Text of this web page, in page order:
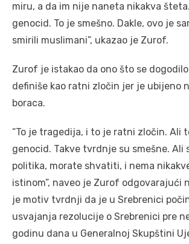
miru, a da im nije naneta nikakva
genocid. To je smešno. Dakle, ovo je
smirili muslimani”, ukazao je Zurof.
Zurof je istakao da ono što se
definiše kao ratni zločin jer je ubijeno
boraca.
“To je tragedija, i to je ratni zločin. Ali
genocid. Takve tvrdnje su smešne. Ali
politika, morate shvatiti, i nema
istinom”, naveo je Zurof odgovarajući
je motiv tvrdnji da je u Srebrenici
usvajanja rezolucije o Srebrenici pre
godinu dana u Generalnoj Skupštini